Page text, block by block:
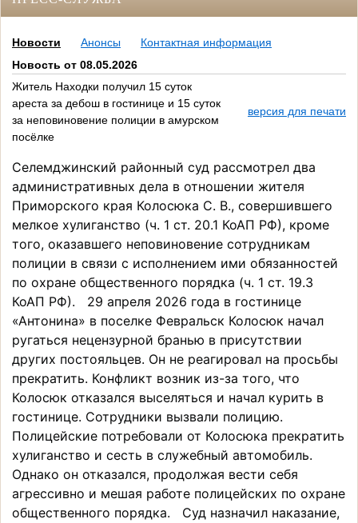
Новости Анонсы
Контактная информация
Новость от 08.05.2026
Житель Находки получил 15 суток
ареста за дебош в гостинице и 15 суток
за неповиновение полиции в амурском
посёлке
версия для печати
Селемджинский районный суд рассмотрел два
административных дела в отношении жителя
Приморского края Колосюка С. В., совершившего
мелкое хулиганство (ч. 1 ст. 20.1 КоАП РФ), кроме
того, оказавшего неповиновение сотрудникам
полиции в связи с исполнением ими обязанностей
по охране общественного порядка (ч. 1 ст. 19.3
КоАП РФ). 29 апреля 2026 года в гостинице
«Антонина» в поселке Февральск Колосюк начал
ругаться нецензурной бранью в присутствии
других постояльцев. Он не реагировал на просьбы
прекратить. Конфликт возник из-за того, что
Колосюк отказался выселяться и начал курить в
гостинице. Сотрудники вызвали полицию.
Полицейские потребовали от Колосюка прекратить
хулиганство и сесть в служебный автомобиль.
Однако он отказался, продолжая вести себя
агрессивно и мешая работе полицейских по охране
общественного порядка. Суд назначил наказание,